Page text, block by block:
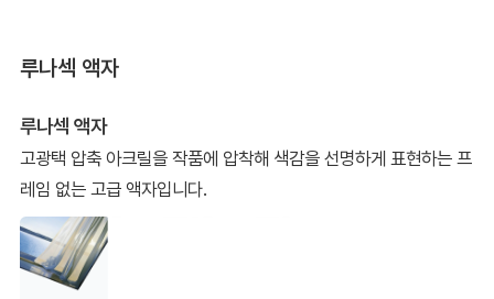
루나섹 액자
루나섹 액자
고광택 압축 아크릴을 작품에 압착해 색감을 선명하게 표현하는 프
레임 없는 고급 액자입니다.